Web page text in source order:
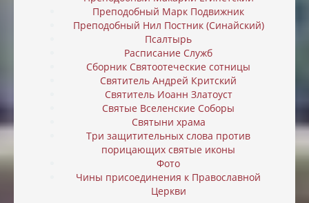
Преподобный Марк Подвижник
Преподобный Нил Постник (Синайский)
Псалтырь
Расписание Служб
Сборник Святоотеческие сотницы
Святитель Андрей Критский
Святитель Иоанн Златоуст
Святые Вселенские Соборы
Святыни храма
Три защитительных слова против
порицающих святые иконы
Фото
Чины присоединения к Православной
Церкви